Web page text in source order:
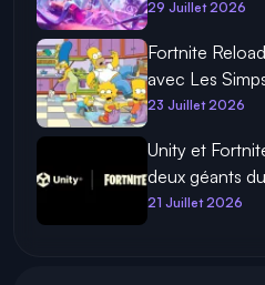
29 Juillet 2026
Fortnite
avec Les
23 Juillet 2026
Unity et
deux géants
21 Juillet 2026